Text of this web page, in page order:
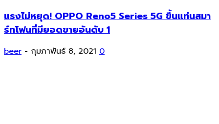
แรงไม่หยุด! OPPO Reno5 Series 5G ขึ้นแท่นสมา
ร์ทโฟนที่มียอดขายอันดับ 1
beer - กุมภาพันธ์ 8, 2021 0